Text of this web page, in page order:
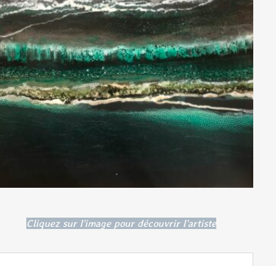
Cliquez sur l'image pour découvrir l'artiste